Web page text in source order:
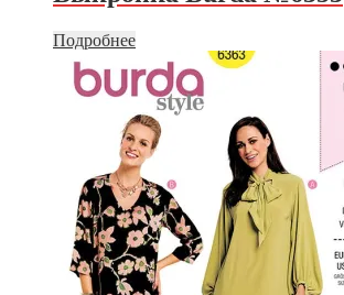
Подробнее